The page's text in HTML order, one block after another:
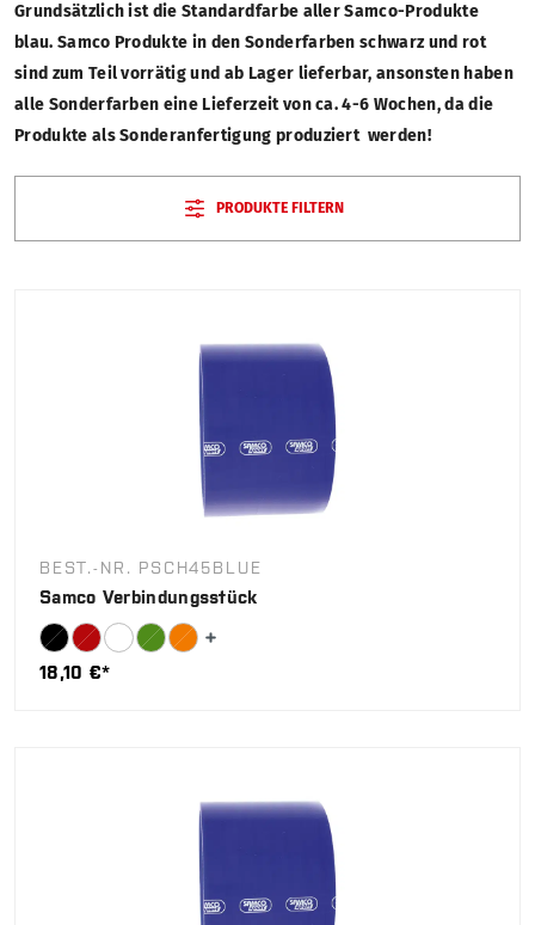
Grundsätzlich ist die Standardfarbe aller Samco-Produkte
blau. Samco Produkte in den Sonderfarben schwarz und rot
sind zum Teil vorrätig und ab Lager lieferbar, ansonsten haben
alle Sonderfarben eine Lieferzeit von ca. 4-6 Wochen, da die
Produkte als Sonderanfertigung produziert werden!
PRODUKTE FILTERN
BEST.-NR. PSCH45BLUE
Samco Verbindungsstück
18,10 €*